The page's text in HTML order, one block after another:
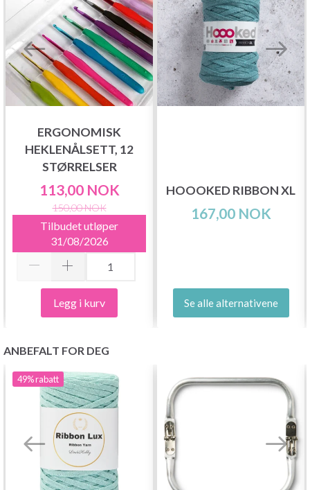
ERGONOMISK
HEKLENÅLSETT, 12
STØRRELSER
113,00 NOK
150,00 NOK
Tilbudet utløper
31/08/2026
Legg i kurv
HOOOKED RIBBON XL
167,00 NOK
Se alle alternativene
ANBEFALT FOR DEG
49%rabatt